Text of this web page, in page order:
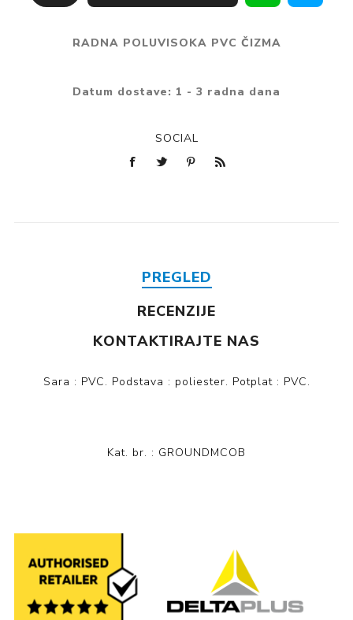
RADNA POLUVISOKA PVC ČIZMA
Datum dostave: 1 - 3 radna dana
SOCIAL
PREGLED
RECENZIJE
KONTAKTIRAJTE NAS
Sara : PVC. Podstava : poliester. Potplat : PVC.
Kat. br. : GROUNDMCOB